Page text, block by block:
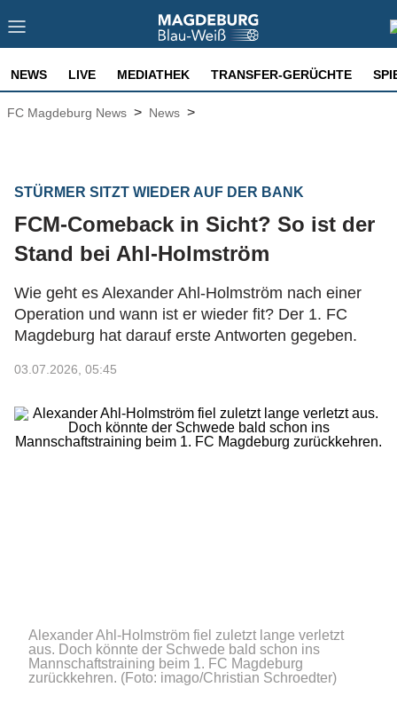
NEWS LIVE MEDIATHEK TRANSFER-GERÜCHTE
FC Magdeburg News > News >
STÜRMER SITZT WIEDER AUF DER BANK
FCM-Comeback in Sicht? So ist der
Stand bei Ahl-Holmström
Wie geht es Alexander Ahl-Holmström nach einer
Operation und wann ist er wieder fit? Der 1. FC
Magdeburg hat darauf erste Antworten gegeben.
03.07.2026, 05:45
Alexander Ahl-Holmström fiel zuletzt lange verletzt
aus. Doch könnte der Schwede bald schon ins
Mannschaftstraining beim 1. FC Magdeburg
zurückkehren. (Foto: imago/Christian Schroedter)